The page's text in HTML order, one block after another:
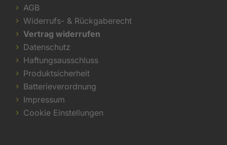
AGB
Widerrufs- & Rückgaberecht
Vertrag widerrufen
Datenschutz
Haftungsausschluss
Produktsicherheit
Batterieverordnung
Impressum
Cookie Einstellungen